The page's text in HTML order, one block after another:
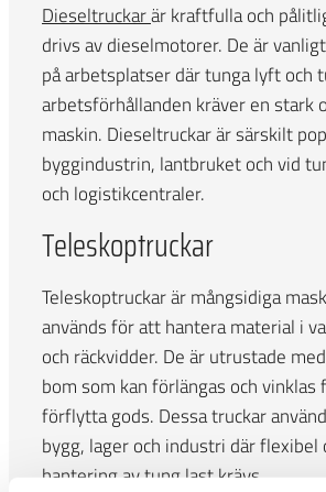
Dieseltruckarär kraftfulla och
drivs av dieselmotorer. De är
på arbetsplatser där tunga lyft och
arbetsförhållanden kräver en stark
maskin. Dieseltruckar är särskilt
byggindustrin, lantbruket och vid
och logistikcentraler.
Teleskoptruckar
Teleskoptruckar är mångsidiga
används för att hantera material i
och räckvidder. De är utrustade
bom som kan förlängas och
förflytta gods. Dessa truckar
bygg, lager och industri där flexibel
hantering av tung last krävs.